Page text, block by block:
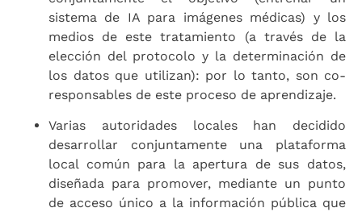
sistema de IA para imágenes médicas) y los
medios de este tratamiento (a través de la
elección del protocolo y la determinación de
los datos que utilizan): por lo tanto, son co-
responsables de este proceso de aprendizaje.
Varias autoridades locales han decidido
desarrollar conjuntamente una plataforma
local común para la apertura de sus datos,
diseñada para promover, mediante un punto
de acceso único a la información pública que